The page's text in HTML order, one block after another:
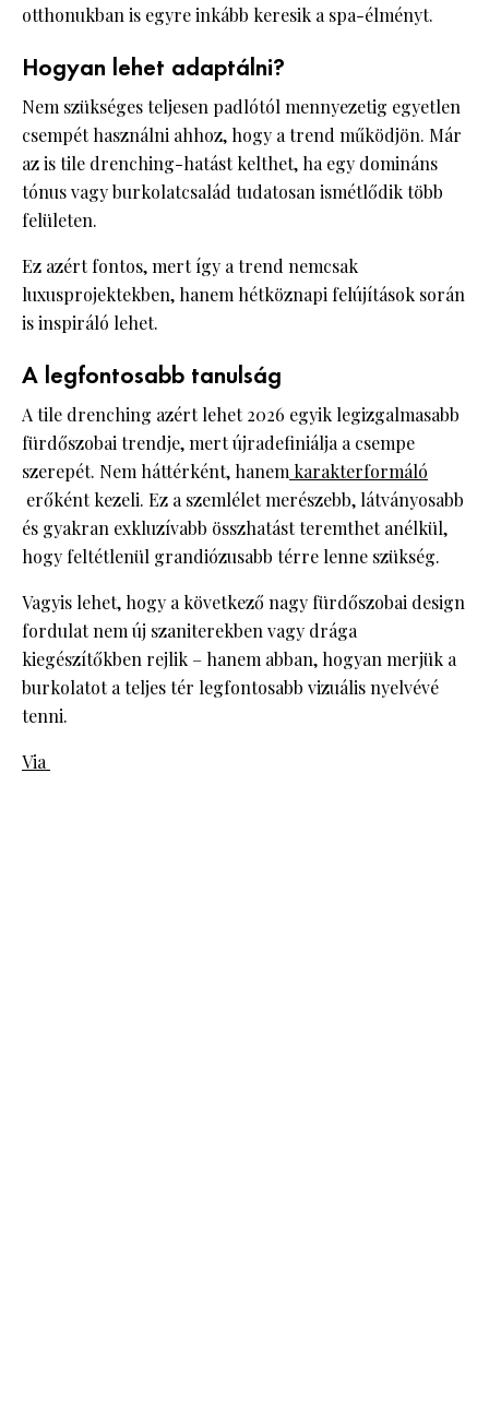
otthonukban is egyre inkább keresik a spa-élményt.
Hogyan lehet adaptálni?
Nem szükséges teljesen padlótól mennyezetig egyetlen
csempét használni ahhoz, hogy a trend működjön. Már
az is tile drenching-hatást kelthet, ha egy domináns
tónus vagy burkolatcsalád tudatosan ismétlődik több
felületen.
Ez azért fontos, mert így a trend nemcsak
luxusprojektekben, hanem hétköznapi felújítások során
is inspiráló lehet.
A legfontosabb tanulság
A tile drenching azért lehet 2026 egyik legizgalmasabb
fürdőszobai trendje, mert újradefiniálja a csempe
szerepét. Nem háttérként, hanem karakterformáló
erőként kezeli. Ez a szemlélet merészebb, látványosabb
és gyakran exkluzívabb összhatást teremthet anélkül,
hogy feltétlenül grandiózusabb térre lenne szükség.
Vagyis lehet, hogy a következő nagy fürdőszobai design
fordulat nem új szaniterekben vagy drága
kiegészítőkben rejlik – hanem abban, hogyan merjük a
burkolatot a teljes tér legfontosabb vizuális nyelvévé
tenni.
Via